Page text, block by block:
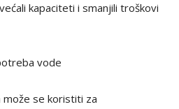
kapaciteti i smanjili troškovi
vode
može se koristiti za